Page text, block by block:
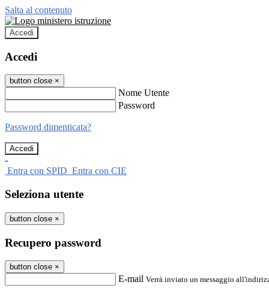
Salta al contenuto
Accedi
Accedi
button close ×
Nome Utente
Password
Password dimenticata?
-
Entra con SPID Entra con CIE
Seleziona utente
button close ×
Recupero password
button close ×
E-mail Verrà inviato un messaggio